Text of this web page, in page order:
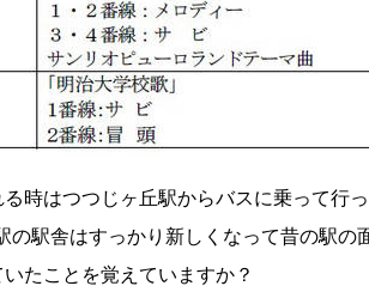
時はつつじヶ丘駅からバスに乗って行
駅舎はすっかり新しくなって昔の駅の
たことを覚えていますか？